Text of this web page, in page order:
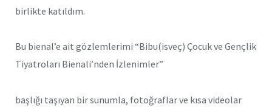
birlikte katıldım.
Bu bienal’e ait gözlemlerimi “Bibu(isveç) Çocuk ve Gençlik
Tiyatroları Bienali’nden İzlenimler”
başlığı taşıyan bir sunumla, fotoğraflar ve kısa videolar